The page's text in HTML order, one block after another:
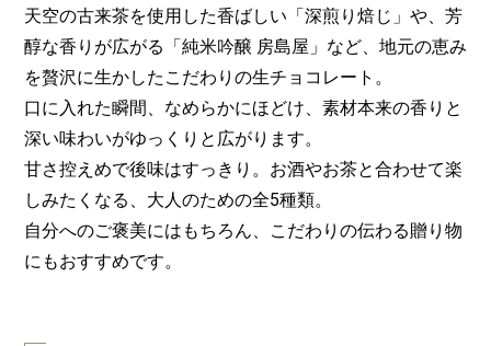
天空の古来茶を使用した香ばしい「深煎り焙じ」や、芳
醇な香りが広がる「純米吟醸 房島屋」など、地元の恵み
を贅沢に生かしたこだわりの生チョコレート。
口に入れた瞬間、なめらかにほどけ、素材本来の香りと
深い味わいがゆっくりと広がります。
甘さ控えめで後味はすっきり。お酒やお茶と合わせて楽
しみたくなる、大人のための全5種類。
自分へのご褒美にはもちろん、こだわりの伝わる贈り物
にもおすすめです。